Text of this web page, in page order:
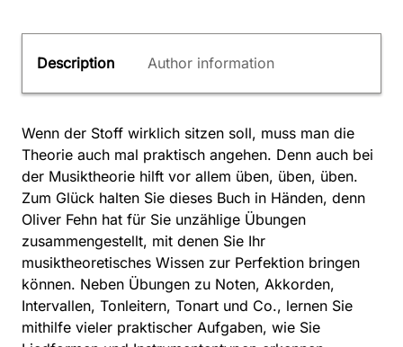
Description Author information
Wenn der Stoff wirklich sitzen soll, muss man die
Theorie auch mal praktisch angehen. Denn auch bei
der Musiktheorie hilft vor allem üben, üben, üben.
Zum Glück halten Sie dieses Buch in Händen, denn
Oliver Fehn hat für Sie unzählige Übungen
zusammengestellt, mit denen Sie Ihr
musiktheoretisches Wissen zur Perfektion bringen
können. Neben Übungen zu Noten, Akkorden,
Intervallen, Tonleitern, Tonart und Co., lernen Sie
mithilfe vieler praktischer Aufgaben, wie Sie